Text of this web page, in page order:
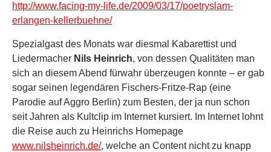
http://www.facing-my-life.de/2009/03/17/poetryslam-
erlangen-kellerbuehne/
Spezialgast des Monats war diesmal Kabarettist und
Liedermacher Nils Heinrich, von dessen Qualitäten man
sich an diesem Abend fürwahr überzeugen konnte – er gab
sogar seinen legendären Fischers-Fritze-Rap (eine
Parodie auf Aggro Berlin) zum Besten, der ja nun schon
seit Jahren als Kultclip im Internet kursiert. Im Internet lohnt
die Reise auch zu Heinrichs Homepage
www.nilsheinrich.de/, welche an Content nicht zu knapp